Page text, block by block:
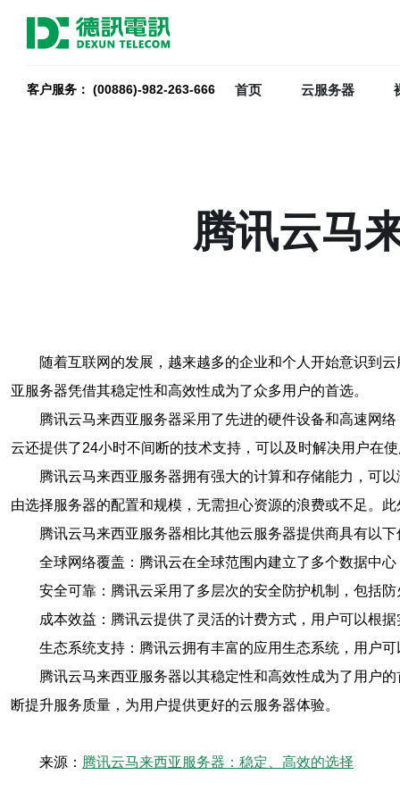
客户服务： (00886)-982-263-666 首页 云服务器
腾讯云马
随着互联网的发展，越来越多的企业和个人开始意识到
亚服务器凭借其稳定性和高效性成为了众多用户的首选。
腾讯云马来西亚服务器采用了先进的硬件设备和高速网
云还提供了24小时不间断的技术支持，可以及时解决用户在
腾讯云马来西亚服务器拥有强大的计算和存储能力，可
由选择服务器的配置和规模，无需担心资源的浪费或不足。
腾讯云马来西亚服务器相比其他云服务器提供商具有以下
全球网络覆盖：腾讯云在全球范围内建立了多个数据中
安全可靠：腾讯云采用了多层次的安全防护机制，包括
成本效益：腾讯云提供了灵活的计费方式，用户可以根
生态系统支持：腾讯云拥有丰富的应用生态系统，用户
腾讯云马来西亚服务器以其稳定性和高效性成为了用户
断提升服务质量，为用户提供更好的云服务器体验。
来源： 腾讯云马来西亚服务器：稳定、高效的选择